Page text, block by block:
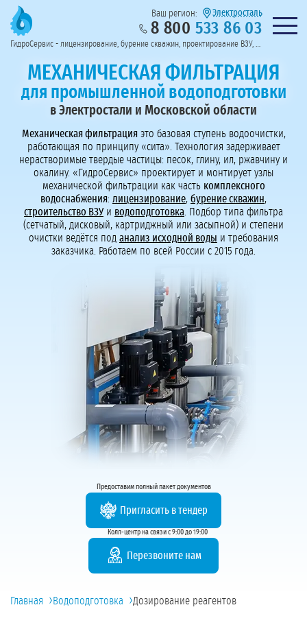
Предоставим полный пакет документов
Пригласить в тендер
Колл-центр на связи с 9:00 до 19:00
Перезвоните мне!
Ваш регион: Электросталь
8 800 533 86 03 Нужна
ГидроСервис - лицензирование, бурение скважин, проектирование ВЗУ, системы водоподготовки
МЕХАНИЧЕСКАЯ ФИЛЬТРАЦИЯ
для промышленной водоподготовки
в Электростали и Московской области
Механическая фильтрацияэто базовая ступень водоочистки,
работающая по принципу «сита». Технология задерживает
нерастворимые твердые частицы: песок, глину, ил, ржавчину и
окалину. «ГидроСервис» проектирует и монтирует узлы
механической фильтрации как часть комплексного
водоснабжения: лицензирование, бурение скважин,
строительство ВЗУи водоподготовка . Подбор типа фильтра
(сетчатый, дисковый, картриджный или засыпной) и степени
очистки ведётся под анализ исходной воды и требования
заказчика. Работаем по всей России с 2015 года.
Предоставим полный пакет документов
Пригласить в тендер
Колл-центр на связи с 9:00 до 19:00
Перезвоните нам
Главная ›Водоподготовка ›Дозирование реагентов